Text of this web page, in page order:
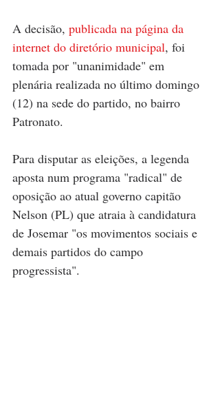
A decisão, publicada na página da
internet do diretório municipal, foi
tomada por "unanimidade" em
plenária realizada no último domingo
(12) na sede do partido, no bairro
Patronato.
Para disputar as eleições, a legenda
aposta num programa "radical" de
oposição ao atual governo capitão
Nelson (PL) que atraia à candidatura
de Josemar "os movimentos sociais e
demais partidos do campo
progressista".